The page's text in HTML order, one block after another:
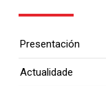
Presentación
Actualidade